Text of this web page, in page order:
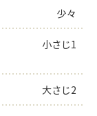
少々
小さじ1
大さじ2